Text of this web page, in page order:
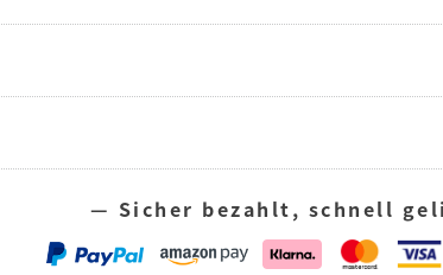
— Sicher bezahlt, schnell